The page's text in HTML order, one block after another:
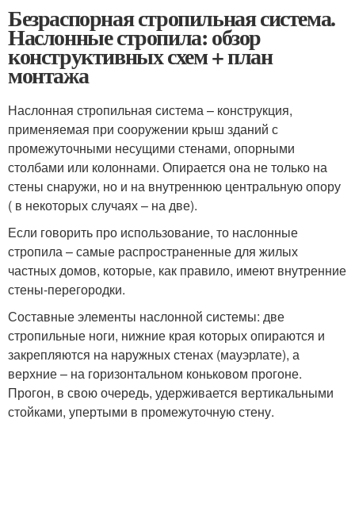
Безраспорная стропильная система.
Наслонные стропила: обзор
конструктивных схем + план
монтажа
Наслонная стропильная система – конструкция,
применяемая при сооружении крыш зданий с
промежуточными несущими стенами, опорными
столбами или колоннами. Опирается она не только на
стены снаружи, но и на внутреннюю центральную опору
( в некоторых случаях – на две).
Если говорить про использование, то наслонные
стропила – самые распространенные для жилых
частных домов, которые, как правило, имеют внутренние
стены-перегородки.
Составные элементы наслонной системы: две
стропильные ноги, нижние края которых опираются и
закрепляются на наружных стенах (мауэрлате), а
верхние – на горизонтальном коньковом прогоне.
Прогон, в свою очередь, удерживается вертикальными
стойками, упертыми в промежуточную стену.